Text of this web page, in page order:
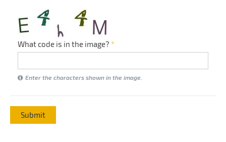
What code is in the image? *
Enter the characters shown in the image.
Submit